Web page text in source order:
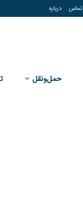
تماس درباره
حمل‌و‌نقل